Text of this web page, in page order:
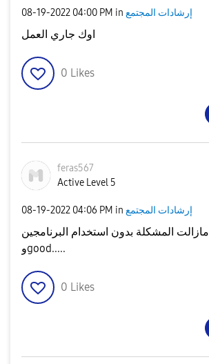
‎08-19-2022 04:00 PM in إرشادات المجتمع
اوك جاري العمل
0 Likes
feras567
Active Level 5
‎08-19-2022 04:06 PM in إرشادات المجتمع
مازالت المشكلة بدون استخدام البرنامجين app poster
وgood.....
0 Likes